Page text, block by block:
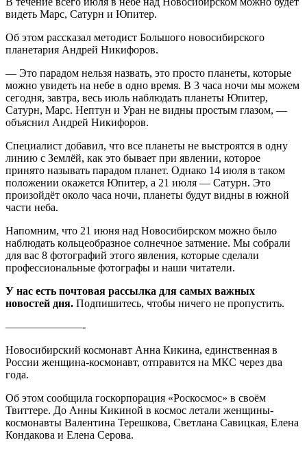
видеть Марс, Сатурн и Юпитер.
Об этом рассказал методист Большого новосибирского
планетария Андрей Никифоров.
— Это парадом нельзя назвать, это просто планеты, которые
можно увидеть на небе в одно время. В 3 часа ночи мы можем
сегодня, завтра, весь июль наблюдать планеты Юпитер,
Сатурн, Марс. Нептун и Уран не видны простым глазом, —
объяснил Андрей Никифоров.
Специалист добавил, что все планеты не выстроятся в одну
линию с Землёй, как это бывает при явлении, которое
принято называть парадом планет. Однако 14 июля в таком
положении окажется Юпитер, а 21 июля — Сатурн. Это
произойдёт около часа ночи, планеты будут видны в южной
части неба.
Напомним, что 21 июня над Новосибирском можно было
наблюдать кольцеобразное солнечное затмение. Мы собрали
для вас 8 фотографий этого явления, которые сделали
профессиональные фотографы и наши читатели.
У нас есть почтовая рассылка для самых важных
новостей дня. Подпишитесь, чтобы ничего не пропустить.
———————-
Новосибирский космонавт Анна Кикина, единственная в
России женщина-космонавт, отправится на МКС через два
года.
Об этом сообщила госкорпорация «Роскосмос» в своём
Твиттере. До Анны Кикиной в космос летали женщины-
космонавты Валентина Терешкова, Светлана Савицкая, Елена
Кондакова и Елена Серова.